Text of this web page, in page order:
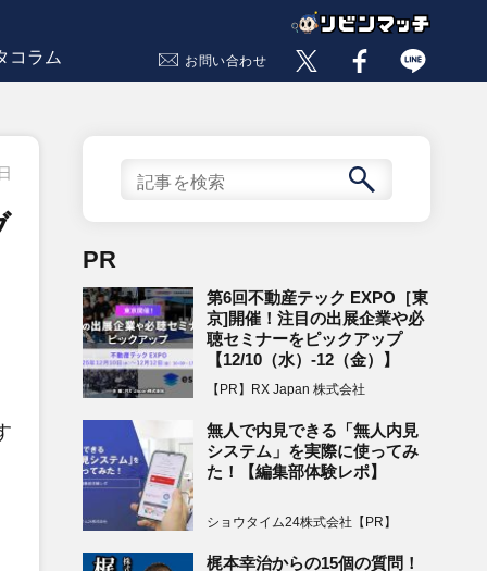
コラム お問い合わせ
PR
第6回不動産テック EXPO［東
京]開催！注目の出展企業や必
聴セミナーをピックアップ
【12/10（水）-12（金）】
【PR】RX Japan 株式会社
無人で内見できる「無人内見
システム」を実際に使ってみ
た！【編集部体験レポ】
ショウタイム24株式会社【PR】
梶本幸治からの15個の質問！